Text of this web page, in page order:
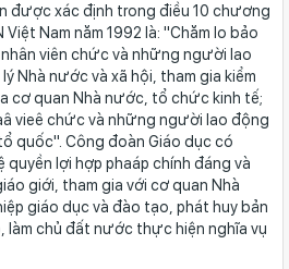
được xác định trong điều 10 chương
Việt Nam năm 1992 là: "Chăm lo bảo
viên chức và những người lao
Nhà nước và xã hội, tham gia kiểm
cơ quan Nhà nước, tổ chức kinh tế;
vieê chức và những người lao động
quốc". Công đoàn Giáo dục có
lợi hợp phaáp chính đáng và
giới, tham gia với cơ quan Nhà
giáo dục và đào tạo, phát huy bản
làm chủ đất nước thực hiện nghĩa vụ